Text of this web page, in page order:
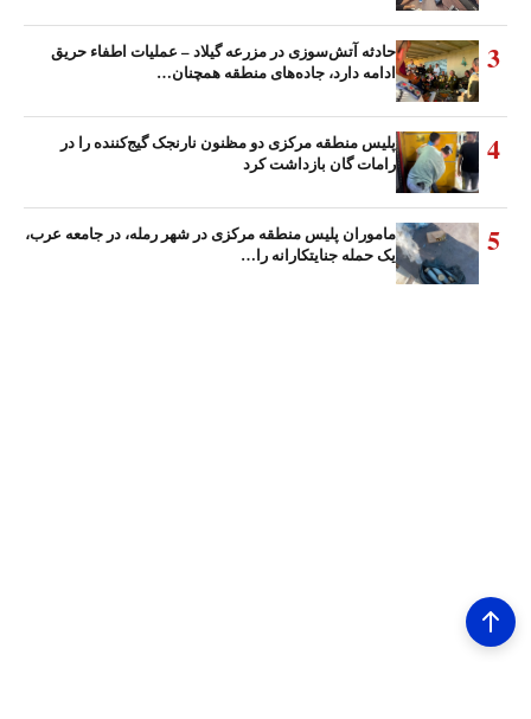
3
حادثه آتش‌سوزی در مزرعه گیلاد – عملیات اطفاء حریق
ادامه دارد، جاده‌های منطقه همچنان…
4
پلیس منطقه مرکزی دو مظنون نارنجک گیج‌کننده را در
رامات گان بازداشت کرد
5
ماموران پلیس منطقه مرکزی در شهر رمله، در جامعه عرب،
یک حمله جنایتکارانه را…